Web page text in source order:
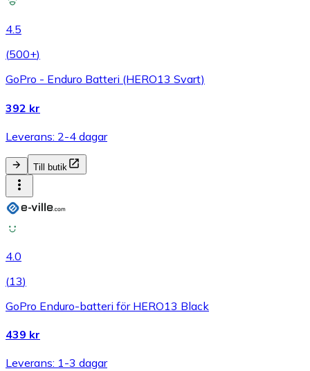
4.5
(500+)
GoPro - Enduro Batteri (HERO13 Svart)
392 kr
Leverans: 2-4 dagar
Till butik
4.0
(13)
GoPro Enduro-batteri för HERO13 Black
439 kr
Leverans: 1-3 dagar